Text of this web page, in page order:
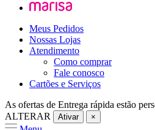
Meus Pedidos
Nossas Lojas
Atendimento
Como comprar
Fale conosco
Cartões e Serviços
As ofertas de Entrega rápida estão
ALTERAR
Ativar ×